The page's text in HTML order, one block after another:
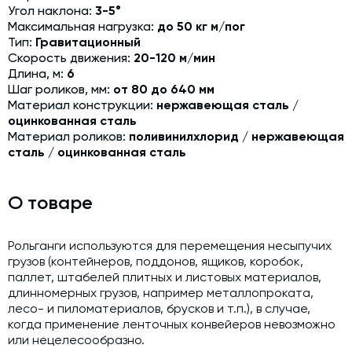
Модернизация и техническое перевооружение
производств
Зимний комплект. Изготовление и монтаж
Срочная техпомощь. Онлайн-обследование и ремонт
завода
Доставка, шеф-монтаж и пуско-наладка и обучение
Автоматизированные системы управления (АСУ ТП) любой
Технический аудит бетонных заводов и производств
Проектирование технологических линий,промышленных
зданий и сооружений
Угол наклона: 3-5°
Максимальная нагрузка: до 50 кг м/пог
Тип: Гравитационный
Скорость движения: 20-120 м/мин
Длина, м: 6
Шаг роликов, мм: от 80 до 640 мм
Материал конструкции: нержавеющая сталь /
оцинкованная сталь
Материал роликов: поливинилхлорид / нержавеющая
сталь / оцинкованная сталь
О товаре
Рольганги используются для перемещения несыпучих
грузов (контейнеров, поддонов, ящиков, коробок,
паллет, штабелей плитных и листовых материалов,
длинномерных грузов, например металлопроката,
лесо- и пиломатериалов, брусков и т.п.), в случае,
когда применение ленточных конвейеров невозможно
или нецелесообразно.